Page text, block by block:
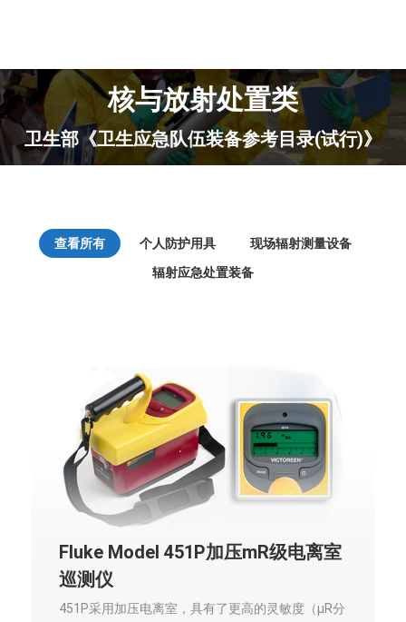
核与放射处置类
卫生部《卫生应急队伍装备参考目录(试行)》
查看所有 个人防护用具
现场辐射测量设备
辐射应急处置装备
Fluke Model 451P加压mR级电离室
巡测仪
451P采用加压电离室，具有了更高的灵敏度（μR分